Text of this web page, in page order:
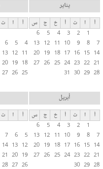
ب
ا
ت
ا
ل
أ
س
ا
س
ي
ة
يناير
أ ا ث أ خ ج
س
1
2
3
4
5
6
7
8
9
10
11
12
13
14
15
16
17
18
19
20
21
22
23
24
25
26
27
28
29
30
31
أ ا ث
4
5
6
11
12
13
18
19
20
25
26
27
أبريل
أ ا ث أ خ ج
س
1
2
3
4
5
6
7
8
9
10
11
12
13
14
15
16
17
18
19
20
21
22
23
24
25
26
27
28
29
30
أ ا ث
5
6
7
12
13
14
19
20
21
26
27
28